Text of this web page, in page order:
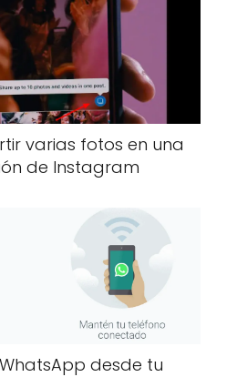
varias fotos en una
de Instagram
desde tu